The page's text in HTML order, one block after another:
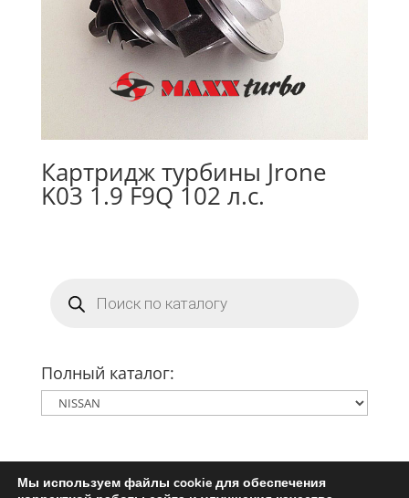
Картридж турбины Jrone
K03 1.9 F9Q 102 л.с.
товаров
Полный каталог:
Главная Ремкомплект турбины
Мы используем файлы cookie для обеспечения